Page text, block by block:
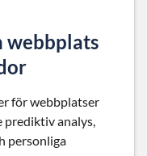
webbplats
för webbplatser
prediktiv analys,
personliga